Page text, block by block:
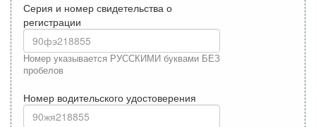
Серия и номер свидетельства о
регистрации
Номер указывается РУССКИМИ буквами БЕЗ
пробелов
Номер водительского удостоверения